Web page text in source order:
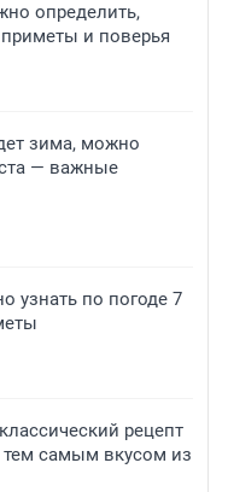
определить,
и поверья
зима, можно
— важные
узнать по погоде 7
рецепт
самым вкусом из